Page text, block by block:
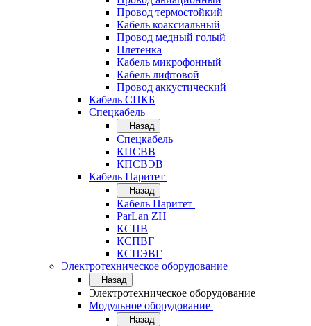
Провод термостойкий
Кабель коаксиальный
Провод медный голый
Плетенка
Кабель микрофонный
Кабель лифтовой
Провод аккустический
Кабель СПКБ
Спецкабель
Назад
Спецкабель
КПСВВ
КПСВЭВ
Кабель Паритет
Назад
Кабель Паритет
ParLan ZH
КСПВ
КСПВГ
КСПЭВГ
Электротехническое оборудование
Назад
Электротехническое оборудование
Модульное оборудование
Назад